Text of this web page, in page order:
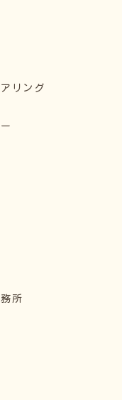
リング
所